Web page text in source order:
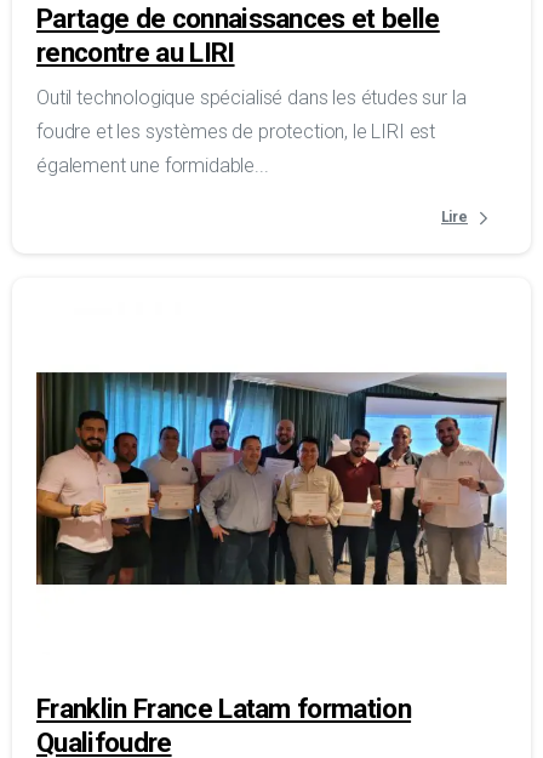
Partage de connaissances et belle
rencontre au LIRI
Outil technologique spécialisé dans les études sur la
foudre et les systèmes de protection, le LIRI est
également une formidable...
Lire
Franklin France Latam formation
Qualifoudre